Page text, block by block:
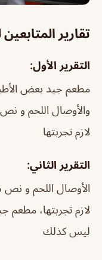
تقارير
التقرير الأول:
مطعم جيد بعض
والأوصال اللحم و
لازم تجربتها
التقرير الثاني:
الأوصال اللحم و
لازم تجربتها، مطعم
ليس كذلك